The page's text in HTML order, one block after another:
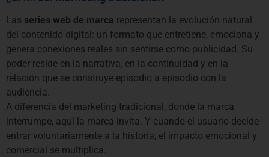
Las series web de marca representan la evolución natural
del contenido digital: un formato que entretiene, emociona y
genera conexiones reales sin sentirse como publicidad. Su
poder reside en la narrativa, en la continuidad y en la
relación que se construye episodio a episodio con la
audiencia.
A diferencia del marketing tradicional, donde la marca
interrumpe, aquí la marca invita. Y cuando el usuario decide
entrar voluntariamente a la historia, el impacto emocional y
comercial se multiplica.